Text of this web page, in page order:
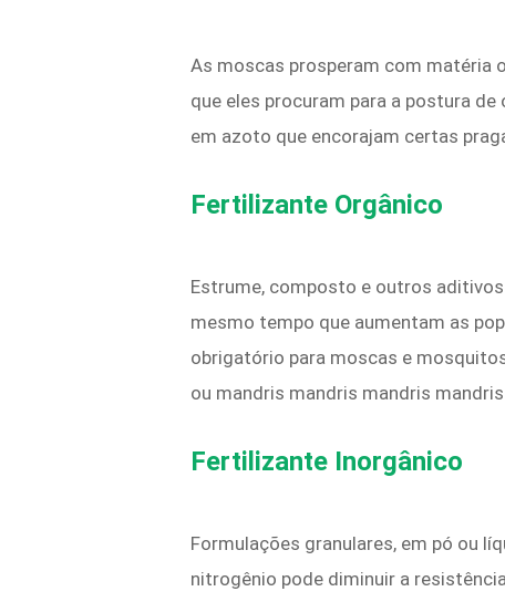
As moscas prosperam com matéria
que eles procuram para a postura
em azoto que encorajam certas
Fertilizante Orgânico
Estrume, composto e outros
mesmo tempo que aumentam as
obrigatório para moscas e
ou mandris mandris mandris
Fertilizante Inorgânico
Formulações granulares, em pó ou
nitrogênio pode diminuir a